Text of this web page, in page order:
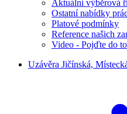
Aktuální výběrová
Ostatní nabídky
Platové podmínky
Reference našich
Video - Pojďte do
Uzávěra Jičínská,